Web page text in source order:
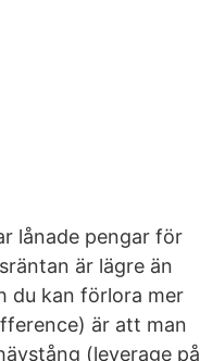
lånade pengar för
är lägre än
du kan förlora mer
är att man
(leverage på